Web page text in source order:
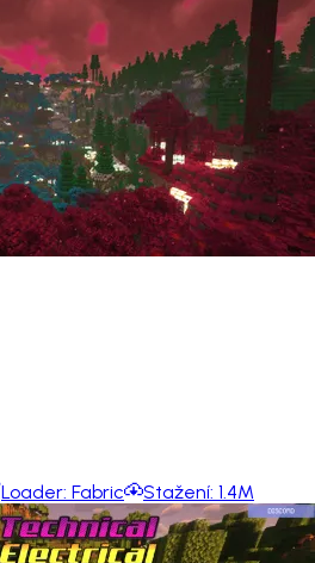
Loader: Fabric Stažení: 1.4M